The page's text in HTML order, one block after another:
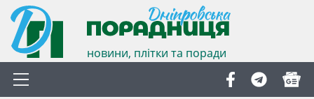
новини, плітки та поради